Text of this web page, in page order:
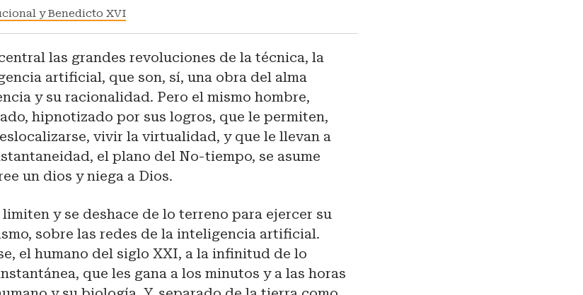
y Benedicto XVI
las grandes revoluciones de la técnica, la
artificial, que son, sí, una obra del alma
y su racionalidad. Pero el mismo hombre,
hipnotizado por sus logros, que le permiten,
vivir la virtualidad, y que le llevan a
el plano del No-tiempo, se asume
un dios y niega a Dios.
y se deshace de lo terreno para ejercer su
sobre las redes de la inteligencia artificial.
el humano del siglo XXI, a la infinitud de lo
que les gana a los minutos y a las horas